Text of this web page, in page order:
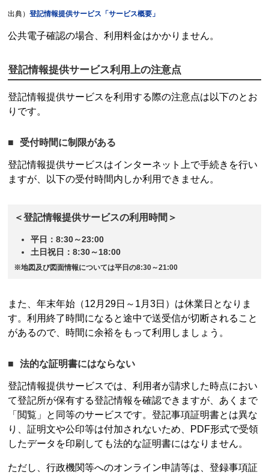
出典）登記情報提供サービス 「サービス概要」
公共電子確認の場合、利用料金はかかりません。
登記情報提供サービス利用上の注意点
登記情報提供サービス を利用する際の注意点は以下のとお
りです。
受付時間に制限がある
登記情報提供サービスはインターネット上で手続きを行い
ますが、以下の受付時間内しか利用できません。
＜登記情報提供サービスの利用時間＞
平日：8:30～23:00
土日祝日：8:30～18:00
※地図及び図面情報については平日の8:30～21:00
また、年末年始（12月29日～1月3日）は休業日となりま
す。利用終了時間になると途中で送受信が切断されること
があるので、時間に余裕をもって利用しましょう。
法的な証明書にはならない
登記情報提供サービスでは、利用者が請求した時点におい
て登記所が保有する登記情報を確認できますが、あくまで
「閲覧」と同等のサービスです。登記事項証明書とは異な
り、証明文や公印等は付加されないため、PDF形式で受領
したデータを印刷しても法的な証明書にはなりません。
ただし、行政機関等へのオンライン申請等は、登録事項証